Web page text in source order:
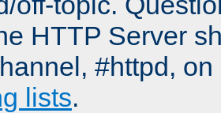
HTTP Server
#httpd,
lists.